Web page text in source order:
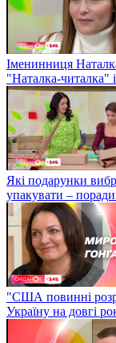
Іменинниця
"Наталка-читалка"
Які подарунки
упакувати –
"США повинні
Україну на довгі